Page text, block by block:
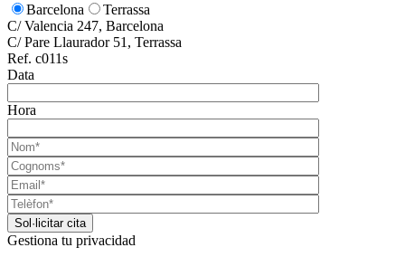
Barcelona
Terrassa
C/ Valencia 247, Barcelona
C/ Pare Llaurador 51, Terrassa
Ref. c011s
Data
Hora
Gestiona tu privacidad